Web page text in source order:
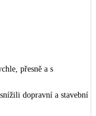
přesně a s
dopravní a stavební